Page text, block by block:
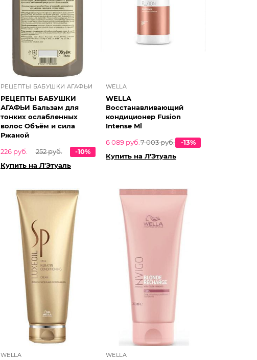
РЕЦЕПТЫ БАБУШКИ АГАФЬИ
РЕЦЕПТЫ БАБУШКИ
АГАФЬИ Бальзам для
тонких ослабленных
волос Объём и сила
Ржаной
226 руб.
252 руб.
-10%
Купить на Л'Этуаль
WELLA
WELLA
Восстанавливающий
кондиционер Fusion
Intense Ml
6 089 руб. 7 003 руб.
-13%
Купить на Л'Этуаль
WELLA WELLA